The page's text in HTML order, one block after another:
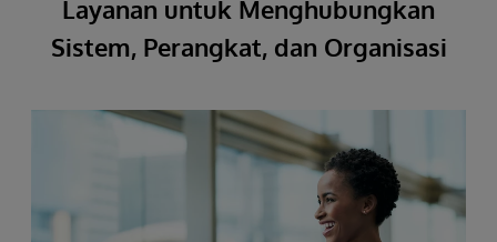
Layanan untuk Menghubungkan
Sistem, Perangkat, dan Organisasi